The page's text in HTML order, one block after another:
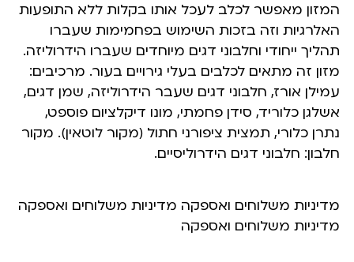
המזון מאפשר לכלב לעכל אותו בקלות ללא התופעות
האלרגיות וזה בזכות השימוש בפחמימות שעברו
תהליך ייחודי וחלבוני דגים מיוחדים שעברו הידרוליזה.
מזון זה מתאים לכלבים בעלי גירויים בעור. מרכיבים:
עמילן אורז, חלבוני דגים שעבר הידרוליזה, שמן דגים,
אשלגן כלוריד, סידן פחמתי, מונו דיקלציום פוספט,
נתרן כלורי, תמצית ציפורני חתול (מקור לוטאין). מקור
חלבון: חלבוני דגים הידרוליסיים.
מדיניות משלוחים ואספקה מדיניות משלוחים ואספקה
מדיניות משלוחים ואספקה